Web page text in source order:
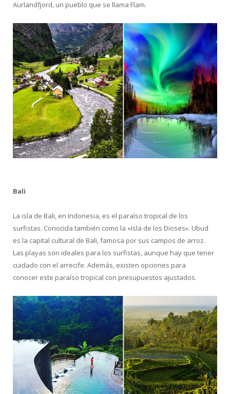
Aurlandfjord, un pueblo que se llama Flam.
Bali
La isla de Bali, en Indonesia, es el paraíso tropical de los
surfistas. Conocida también como la «Isla de los Dioses». Ubud
es la capital cultural de Bali, famosa por sus campos de arroz.
Las playas son ideales para los surfistas, aunque hay que tener
cuidado con el arrecife. Además, existen opciones para
conocer este paraíso tropical con presupuestos ajustados.